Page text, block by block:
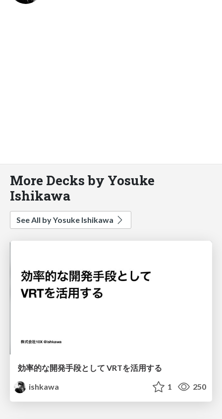
More Decks by Yosuke
Ishikawa
See All by Yosuke Ishikawa
効率的な開発手段として VRTを活用する
ishkawa
1 250